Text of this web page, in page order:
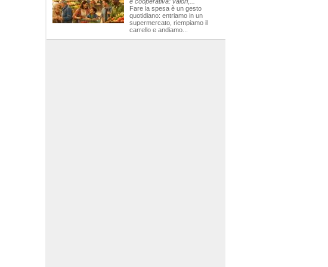
Fare la spesa è un gesto
quotidiano: entriamo in un
supermercato, riempiamo il
carrello e andiamo...